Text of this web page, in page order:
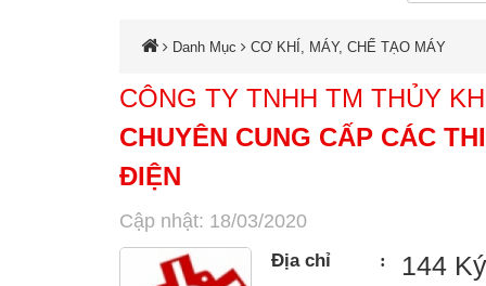
Danh Mục CƠ KHÍ, MÁY, CHẾ TẠO MÁY
CÔNG TY TNHH TM THỦY
CHUYÊN CUNG CẤP CÁC
ĐIỆN
Cập nhật: 18/03/2020
Địa chỉ :
144